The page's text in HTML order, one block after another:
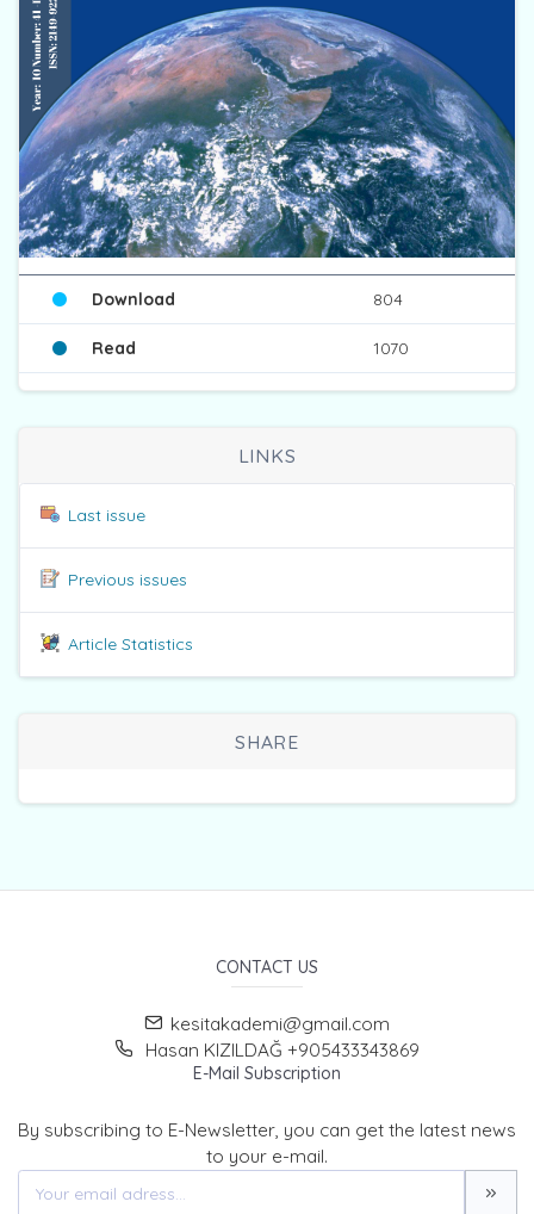
Download 804
Read 1070
LINKS
Last issue
Previous issues
Article Statistics
SHARE
CONTACT US
kesitakademi@gmail.com
Hasan KIZILDAĞ +905433343869
E-Mail Subscription
By subscribing to E-Newsletter, you can get the latest news
to your e-mail.